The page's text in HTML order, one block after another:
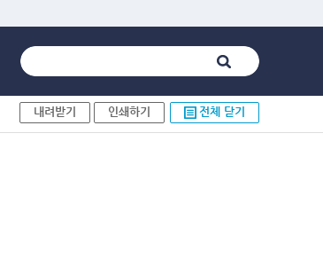
내려받기 인쇄하기 전체 닫기